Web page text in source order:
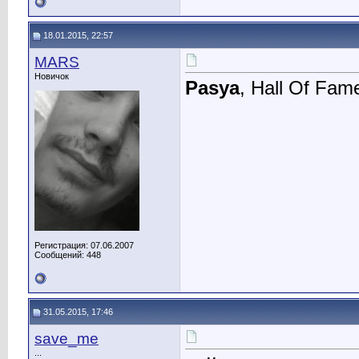
18.01.2015, 22:57
MARS
Новичок
Регистрация: 07.06.2007
Сообщений: 448
Pasya, Hall Of
31.05.2015, 17:46
save_me